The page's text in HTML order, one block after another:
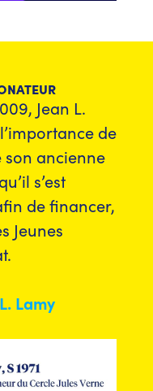
Jean L.
de
ancienne
s’est
de financer,
Jeunes
Lamy